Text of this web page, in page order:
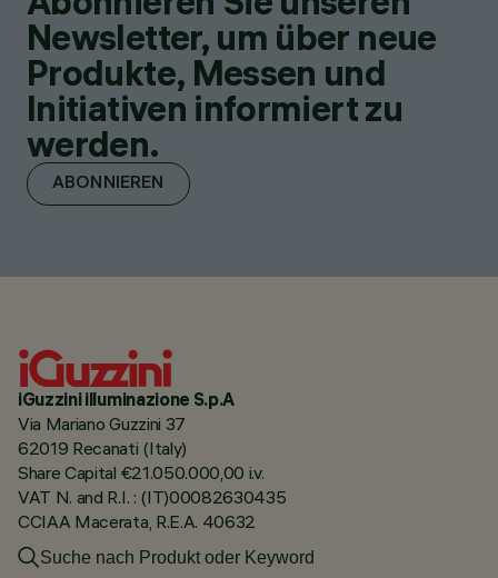
Newsletter, um über neue
Produkte, Messen und
Initiativen informiert zu
werden.
ABONNIEREN
iGuzzini illuminazione S.p.A
Via Mariano Guzzini 37
62019 Recanati (Italy)
Share Capital €21.050.000,00 i.v.
VAT N. and R.I. : (IT)00082630435
CCIAA Macerata, R.E.A. 40632